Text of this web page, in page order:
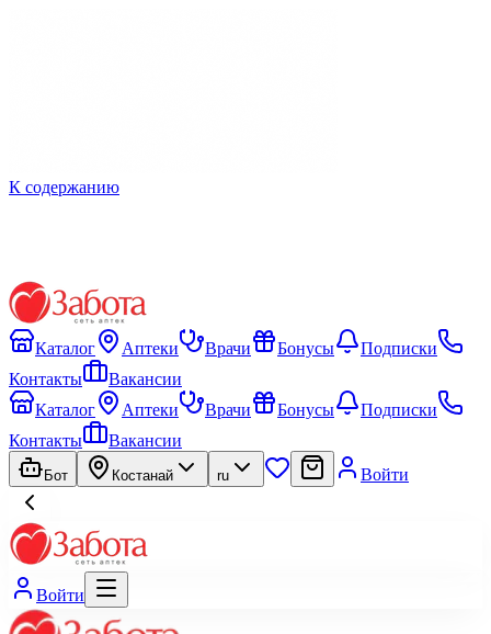
К содержанию
Каталог Аптеки Врачи Бонусы
Подписки
Контакты
Вакансии
Каталог
Аптеки Врачи Бонусы
Подписки
Контакты
Вакансии
Бот Костанай ru Войти
Войти